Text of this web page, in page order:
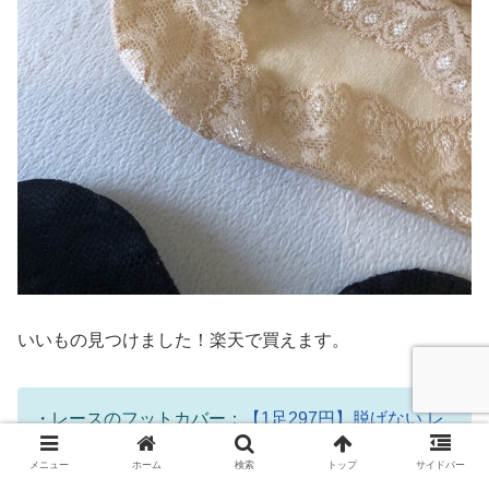
いいもの見つけました！楽天で買えます。
・レースのフットカバー：【1足297円】脱げない レ
ースフットカバー 6足セット 【tu-hacci】
メニュー ホーム 検索 トップ サイドバー